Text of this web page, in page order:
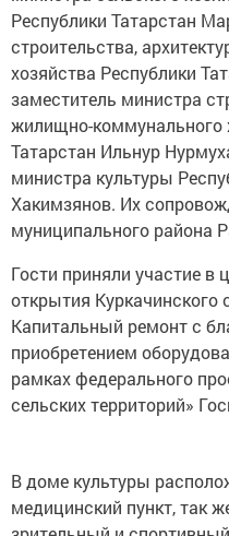
Республики Татарстан
строительства,
хозяйства Республики
заместитель министра
жилищно-коммунального
Татарстан Ильнур
министра культуры
Хакимзянов. Их
муниципального района
Гости приняли участие в
открытия Куркачинского
Капитальный ремонт с
приобретением
рамках федерального
сельских территорий»
В доме культуры
медицинский пункт, так
зрительный и спортивный